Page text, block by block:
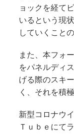
ョックを経て
いるという現
していくこと
また、本フォ
をパネルディ
げる際のスキ
く、それを積
新型コロナウ
Ｔｕｂｅにて